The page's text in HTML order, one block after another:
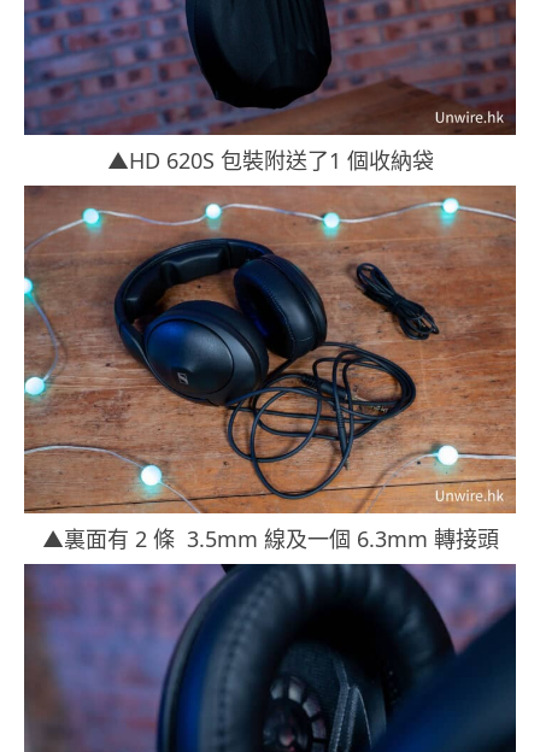
▲HD 620S 包裝附送了1 個收納袋
▲裏面有 2 條 3.5mm 線及一個 6.3mm 轉接頭